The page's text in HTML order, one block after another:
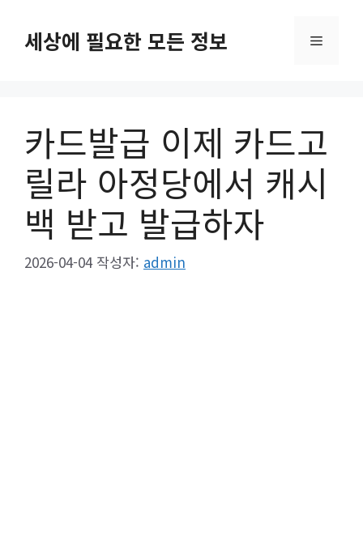
세상에 필요한 모든 정보 메
카드발급 이제 카드고
릴라 아정당에서 캐시
백 받고 발급하자
2026-04-04 작성자: admin